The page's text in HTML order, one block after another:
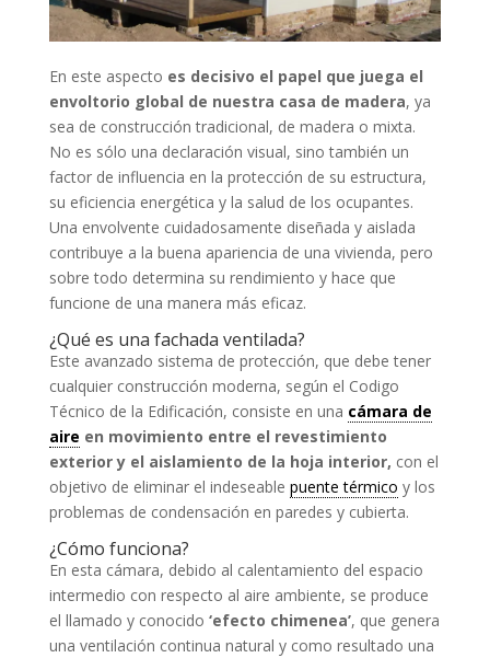
En este aspecto es decisivo el papel que juega el
envoltorio global de nuestra casa de madera, ya
sea de construcción tradicional, de madera o mixta.
No es sólo una declaración visual, sino también un
factor de influencia en la protección de su estructura,
su eficiencia energética y la salud de los ocupantes.
Una envolvente cuidadosamente diseñada y aislada
contribuye a la buena apariencia de una vivienda, pero
sobre todo determina su rendimiento y hace que
funcione de una manera más eficaz.
¿Qué es una fachada ventilada?
Este avanzado sistema de protección, que debe tener
cualquier construcción moderna, según el Codigo
Técnico de la Edificación, consiste en una cámara de
aire en movimiento entre el revestimiento
exterior y el aislamiento de la hoja interior, con el
objetivo de eliminar el indeseable puente térmico y los
problemas de condensación en paredes y cubierta.
¿Cómo funciona?
En esta cámara, debido al calentamiento del espacio
intermedio con respecto al aire ambiente, se produce
el llamado y conocido ‘efecto chimenea’, que genera
una ventilación continua natural y como resultado una